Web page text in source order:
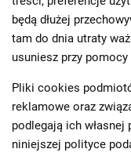
będą dłużej
tam do dnia utraty
usuniesz przy
Pliki cookies
reklamowe oraz
podlegają ich
niniejszej polityce